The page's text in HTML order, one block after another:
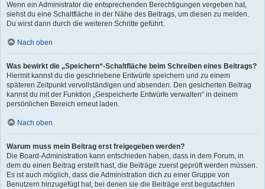
Wenn ein Administrator die entsprechenden Berechtigungen vergeben hat,
siehst du eine Schaltfläche in der Nähe des Beitrags, um diesen zu melden.
Du wirst dann durch die weiteren Schritte geführt.
Nach oben
Was bewirkt die „Speichern“-Schaltfläche beim Schreiben eines Beitrags?
Hiermit kannst du die geschriebene Entwürfe speichern und zu einem
späteren Zeitpunkt vervollständigen und absenden. Den gesicherten Beitrag
kannst du mit der Funktion „Gespeicherte Entwürfe verwalten“ in deinem
persönlichen Bereich erneut laden.
Nach oben
Warum muss mein Beitrag erst freigegeben werden?
Die Board-Administration kann entschieden haben, dass in dem Forum, in
dem du einen Beitrag erstellt hast, die Beiträge zuerst geprüft werden müssen.
Es ist auch möglich, dass die Administration dich zu einer Gruppe von
Benutzern hinzugefügt hat, bei denen sie die Beiträge erst begutachten